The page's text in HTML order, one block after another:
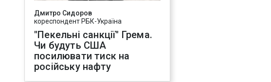
Дмитро Сидоров
кореспондент РБК-Україна
"Пекельні санкції" Грема.
Чи будуть США
посилювати тиск на
російську нафту